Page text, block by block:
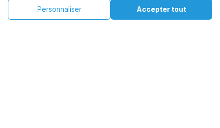
Accepter, vous acceptez de le faire. Plus d'informations peuvent
être trouvées dans notre
politique de cookie.
Accepter tout
PersonnaliserVoir les disponibilités
€201
+
Voir les disponibilités